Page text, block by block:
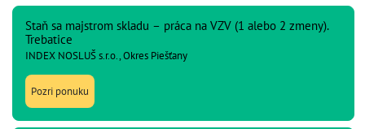
Staň sa majstrom skladu – práca na VZV (1 alebo 2 zmeny).
Trebatice
INDEX NOSLUŠ s.r.o., Okres Piešťany
Pozri ponuku